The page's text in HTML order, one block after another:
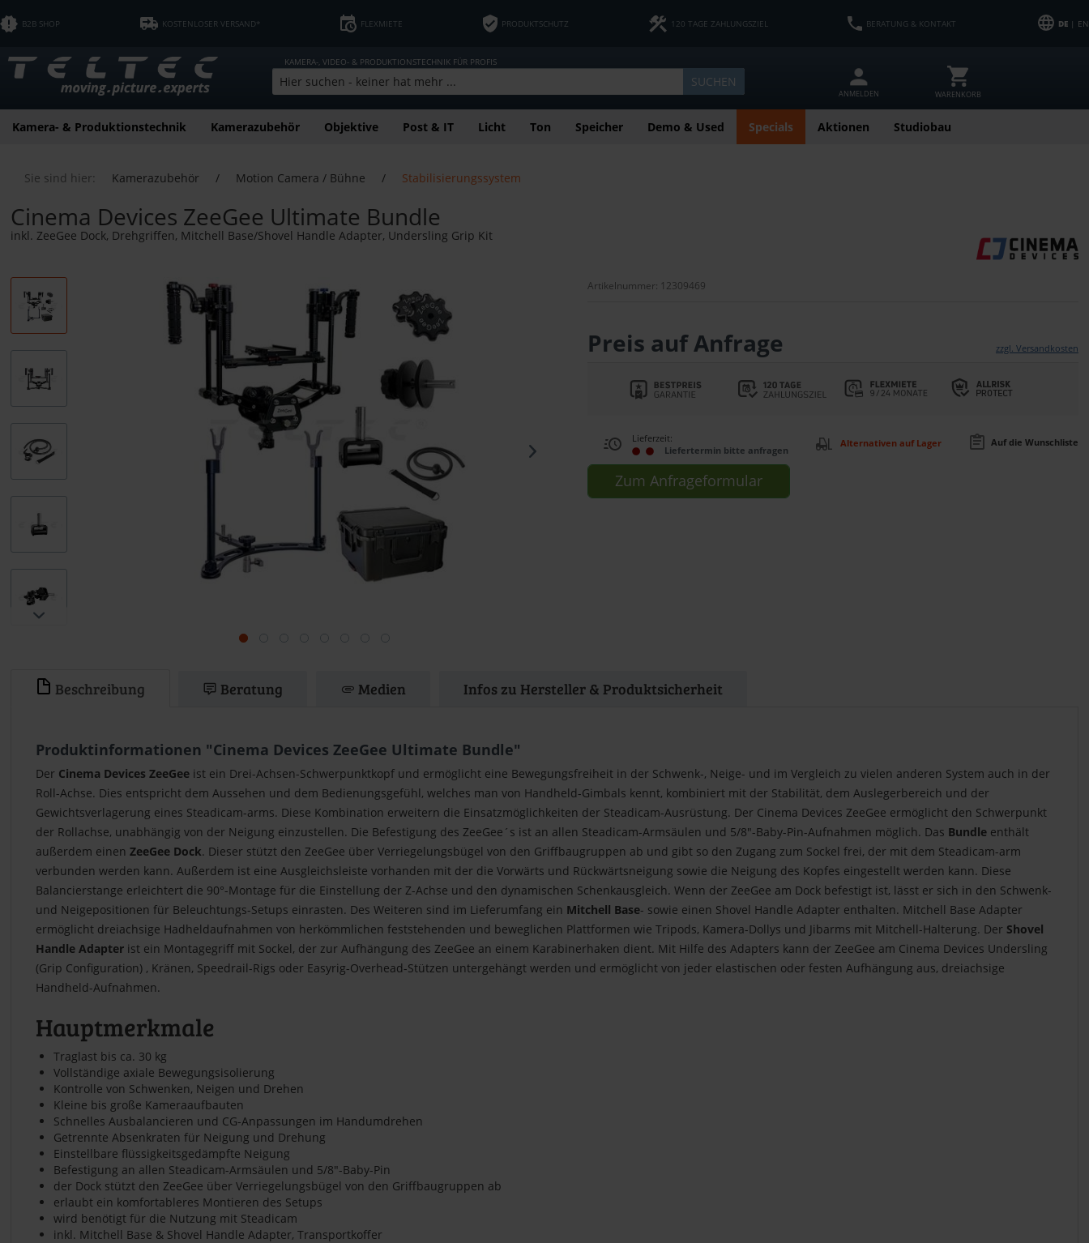
B2B SHOP KOSTENLOSER VERSAND* FLEXMIETE PRODUKTSCHUTZ 120 TAGE ZAHLUNGSZIEL BERATUNG & KONTAKT DE| EN
KAMERA-, VIDEO- & PRODUKTIONSTECHNIK FÜR PROFIS
SUCHEN
ANMELDEN WARENKORB
Kamera- & Produktionstechnik Kamerazubehör Objektive Post & IT Licht Ton Speicher Demo & Used Specials Aktionen Studiobau
Sie sind hier: Kamerazubehör / Motion Camera / Bühne / Stabilisierungssystem
Cinema Devices ZeeGee Ultimate Bundle
inkl. ZeeGee Dock, Drehgriffen, Mitchell Base/Shovel Handle Adapter, Undersling Grip Kit
Artikelnummer: 12309469
Preis auf Anfrage zzgl. Versandkosten
Lieferzeit:
Liefertermin bitte anfragen
Alternativen auf Lager Auf die Wunschliste
Zum Anfrageformular
Beschreibung Beratung Medien Infos zu Hersteller & Produktsicherheit
Produktinformationen "Cinema Devices ZeeGee Ultimate Bundle"
Der Cinema Devices ZeeGee ist ein Drei-Achsen-Schwerpunktkopf und ermöglicht eine Bewegungsfreiheit in der Schwenk-, Neige- und im Vergleich zu vielen anderen System auch in der
Roll-Achse. Dies entspricht dem Aussehen und dem Bedienungsgefühl, welches man von Handheld-Gimbals kennt, kombiniert mit der Stabilität, dem Auslegerbereich und der
Gewichtsverlagerung eines Steadicam-arms. Diese Kombination erweitern die Einsatzmöglichkeiten der Steadicam-Ausrüstung. Der Cinema Devices ZeeGee ermöglicht den Schwerpunkt
der Rollachse, unabhängig von der Neigung einzustellen. Die Befestigung des ZeeGee´s ist an allen Steadicam-Armsäulen und 5/8"-Baby-Pin-Aufnahmen möglich. Das Bundle enthält
außerdem einen ZeeGee Dock. Dieser stützt den ZeeGee über Verriegelungsbügel von den Griffbaugruppen ab und gibt so den Zugang zum Sockel frei, der mit dem Steadicam-arm
verbunden werden kann. Außerdem ist eine Ausgleichsleiste vorhanden mit der die Vorwärts und Rückwärtsneigung sowie die Neigung des Kopfes eingestellt werden kann. Diese
Balancierstange erleichtert die 90°-Montage für die Einstellung der Z-Achse und den dynamischen Schenkausgleich. Wenn der ZeeGee am Dock befestigt ist, lässt er sich in den Schwenk-
und Neigepositionen für Beleuchtungs-Setups einrasten. Des Weiteren sind im Lieferumfang ein Mitchell Base- sowie einen Shovel Handle Adapter enthalten. Mitchell Base Adapter
ermöglicht dreiachsige Hadheldaufnahmen von herkömmlichen feststehenden und beweglichen Plattformen wie Tripods, Kamera-Dollys und Jibarms mit Mitchell-Halterung. Der Shovel
Handle Adapter ist ein Montagegriff mit Sockel, der zur Aufhängung des ZeeGee an einem Karabinerhaken dient. Mit Hilfe des Adapters kann der ZeeGee am Cinema Devices Undersling
(Grip Configuration) , Kränen, Speedrail-Rigs oder Easyrig-Overhead-Stützen untergehängt werden und ermöglicht von jeder elastischen oder festen Aufhängung aus, dreiachsige
Handheld-Aufnahmen.
Hauptmerkmale
Traglast bis ca. 30 kg
Vollständige axiale Bewegungsisolierung
Kontrolle von Schwenken, Neigen und Drehen
Kleine bis große Kameraaufbauten
Schnelles Ausbalancieren und CG-Anpassungen im Handumdrehen
Getrennte Absenkraten für Neigung und Drehung
Einstellbare flüssigkeitsgedämpfte Neigung
Befestigung an allen Steadicam-Armsäulen und 5/8"-Baby-Pin
der Dock stützt den ZeeGee über Verriegelungsbügel von den Griffbaugruppen ab
erlaubt ein komfortableres Montieren des Setups
wird benötigt für die Nutzung mit Steadicam
inkl. Mitchell Base & Shovel Handle Adapter, Transportkoffer